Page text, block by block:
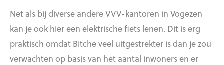
Net als bij diverse andere VVV-kantoren in Vogezen
kan je ook hier een elektrische fiets lenen. Dit is erg
praktisch omdat Bitche veel uitgestrekter is dan je zou
verwachten op basis van het aantal inwoners en er